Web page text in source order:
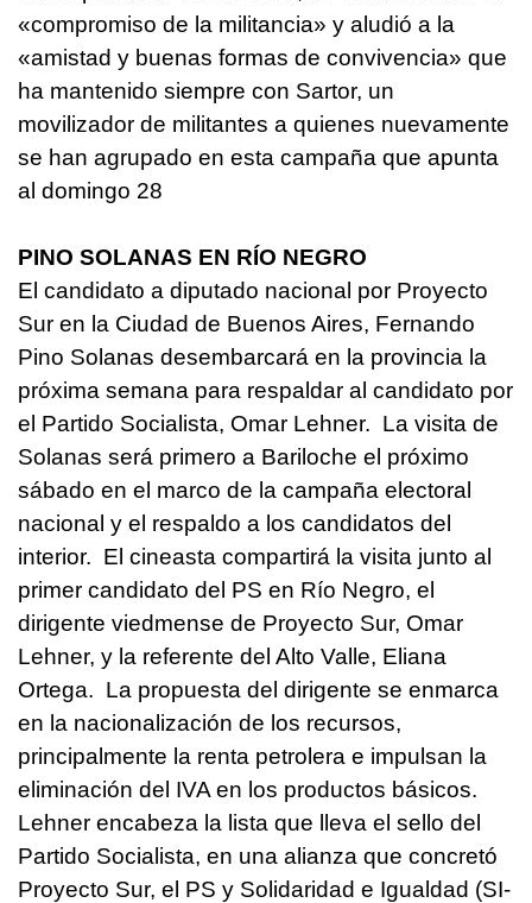
«compromiso de la militancia» y aludió a la
«amistad y buenas formas de convivencia» que
ha mantenido siempre con Sartor, un
movilizador de militantes a quienes nuevamente
se han agrupado en esta campaña que apunta
al domingo 28
PINO SOLANAS EN RÍO NEGRO
El candidato a diputado nacional por Proyecto
Sur en la Ciudad de Buenos Aires, Fernando
Pino Solanas desembarcará en la provincia la
próxima semana para respaldar al candidato por
el Partido Socialista, Omar Lehner. La visita de
Solanas será primero a Bariloche el próximo
sábado en el marco de la campaña electoral
nacional y el respaldo a los candidatos del
interior. El cineasta compartirá la visita junto al
primer candidato del PS en Río Negro, el
dirigente viedmense de Proyecto Sur, Omar
Lehner, y la referente del Alto Valle, Eliana
Ortega. La propuesta del dirigente se enmarca
en la nacionalización de los recursos,
principalmente la renta petrolera e impulsan la
eliminación del IVA en los productos básicos.
Lehner encabeza la lista que lleva el sello del
Partido Socialista, en una alianza que concretó
Proyecto Sur, el PS y Solidaridad e Igualdad (SI-